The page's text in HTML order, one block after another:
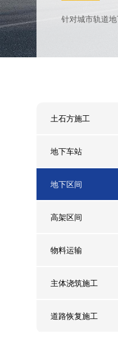
针对城市轨道
土石方施工
地下车站
地下区间
高架区间
物料运输
主体浇筑施工
道路恢复施工